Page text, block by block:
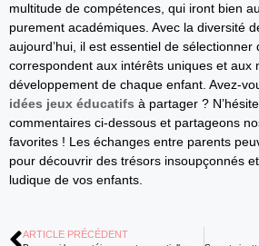
multitude de compétences, qui iront bien
purement académiques. Avec la diversité
aujourd’hui, il est essentiel de sélectionner
correspondent aux intérêts uniques et aux
développement de chaque enfant. Avez-
idées jeux éducatifs à partager ?
commentaires ci-dessous et partageons
favorites ! Les échanges entre parents
pour découvrir des trésors insoupçonnés
ludique de vos enfants.
ARTICLE PRÉCÉDENT